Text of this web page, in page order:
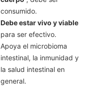
consumido.
Debe estar vivo y viable
para ser efectivo.
Apoya el microbioma
intestinal, la inmunidad y
la salud intestinal en
general.